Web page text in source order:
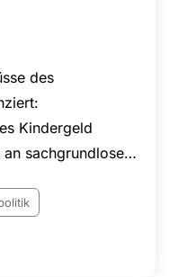
des
Kindergeld
sachgrundlosen
Arbeitszeiten und
setzt sich
den Acht-